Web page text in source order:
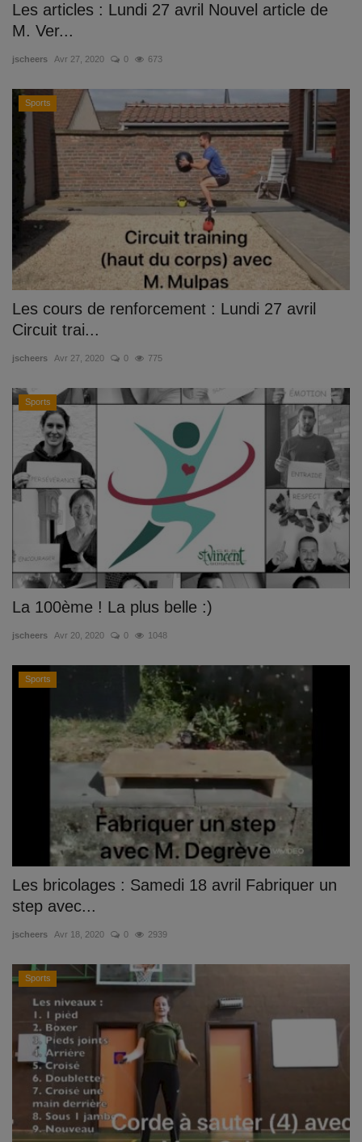
Les articles : Lundi 27 avril Nouvel article de
M. Ver...
jscheers Avr 27, 2020 0 673
Sports
Les cours de renforcement : Lundi 27 avril
Circuit trai...
jscheers Avr 27, 2020 0 775
Sports
La 100ème ! La plus belle :)
jscheers Avr 20, 2020 0 1048
Sports
Les bricolages : Samedi 18 avril Fabriquer un
step avec...
jscheers Avr 18, 2020 0 2939
Sports